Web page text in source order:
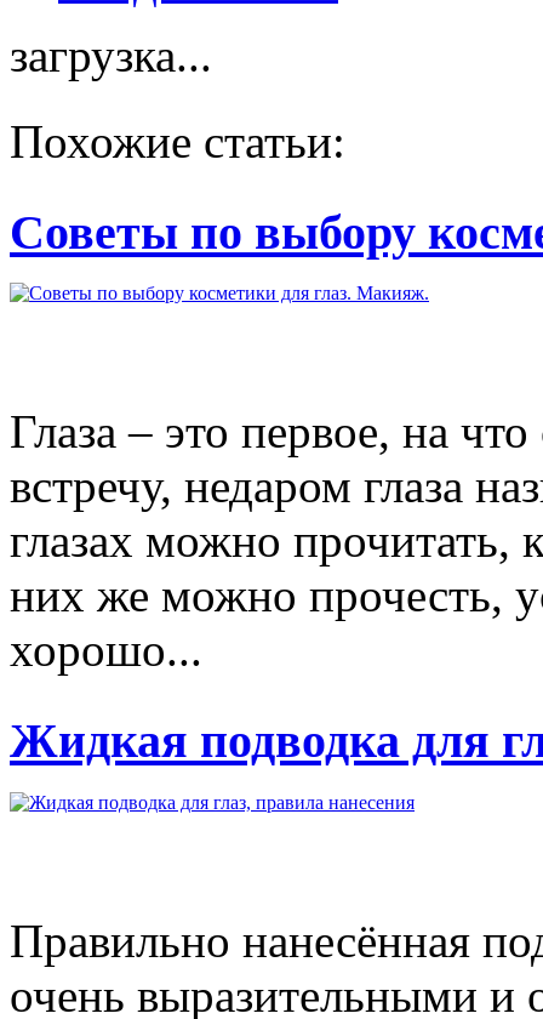
загрузка...
Похожие статьи:
Советы по выбору
Глаза – это первое, на
встречу, недаром глаза
глазах можно
них же можно прочесть,
хорошо...
Жидкая подводка для
Правильно нанесённая
очень выразительными и